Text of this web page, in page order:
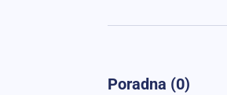
Poradna (0)